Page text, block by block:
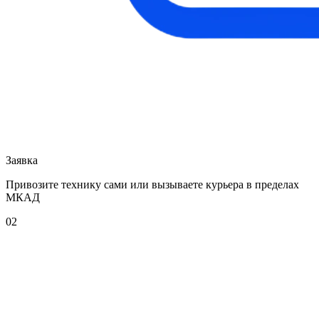
Заявка
Привозите технику сами или вызываете курьера в пределах
МКАД
02